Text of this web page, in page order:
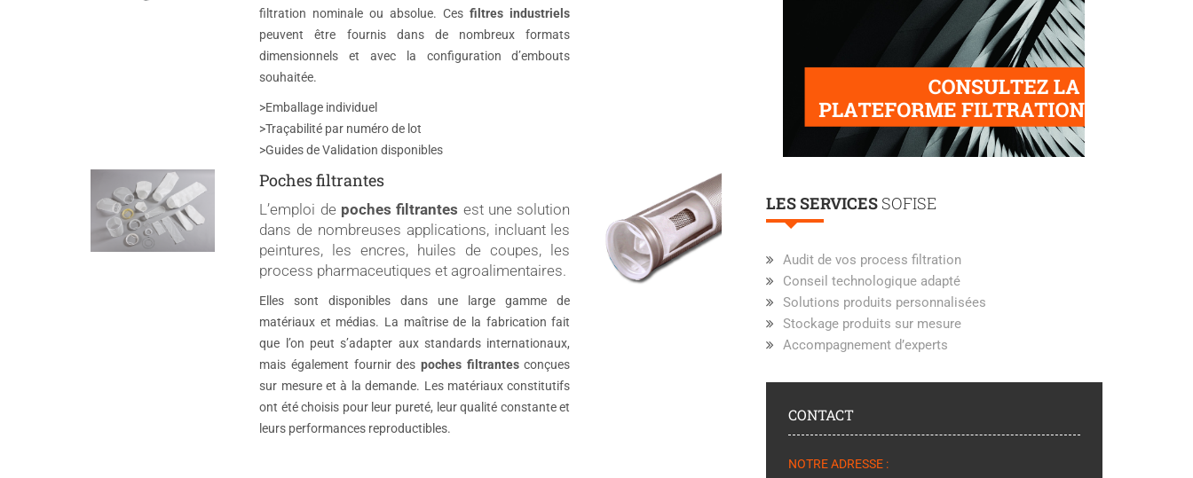
filtration nominale ou absolue. Cesfiltres industriels
peuvent être fournis dans de nombreux formats
dimensionnels et avec la configuration d’embouts
souhaitée.
>Emballage individuel
>Traçabilité par numéro de lot
>Guides de Validation disponibles
Poches filtrantes
L’emploi de poches filtrantes est une solution
dans de nombreuses applications, incluant les
peintures, les encres, huiles de coupes, les
process pharmaceutiques et agroalimentaires.
Elles sont disponibles dans une large gamme de
matériaux et médias. La maîtrise de la fabrication fait
que l’on peut s’adapter aux standards internationaux,
mais également fournir des poches filtrantesconçues
sur mesure et à la demande. Les matériaux constitutifs
ont été choisis pour leur pureté, leur qualité constante et
leurs performances reproductibles.
LES SERVICESSOFISE
Audit de vos process filtration
Conseil technologique adapté
Solutions produits personnalisées
Stockage produits sur mesure
Accompagnement d’experts
CONTACT
NOTRE ADRESSE :